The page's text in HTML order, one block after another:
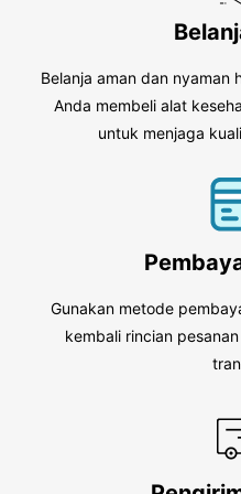
Belanja aman dan nyaman
Anda membeli alat
untuk menjaga
Gunakan metode
kembali rincian